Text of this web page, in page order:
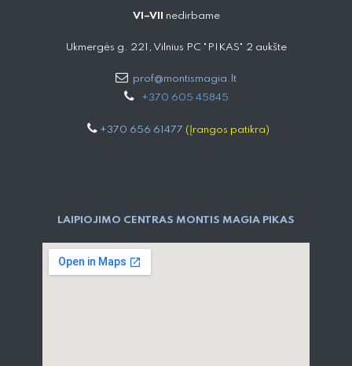
VI–VII nedirbame
Ukmergės g. 221, Vilnius PC "PIKAS" 2 aukšte
prof@montismagia.lt
+370 605 4584​5
+370 656 61477 (Įrangos patikra)
LAIPIOJIMO CENTRAS MONTIS MAGIA PIKAS